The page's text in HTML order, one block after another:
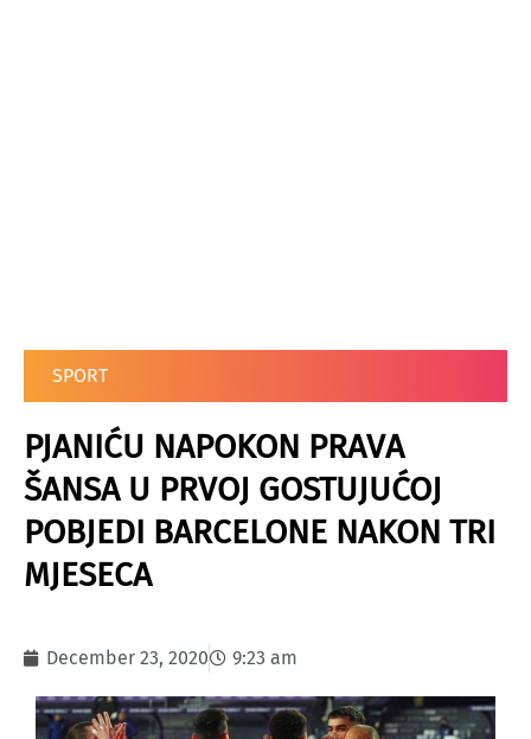
SPORT
PJANIĆU NAPOKON PRAVA
ŠANSA U PRVOJ GOSTUJUĆOJ
POBJEDI BARCELONE NAKON TRI
MJESECA
December 23, 2020 9:23 am